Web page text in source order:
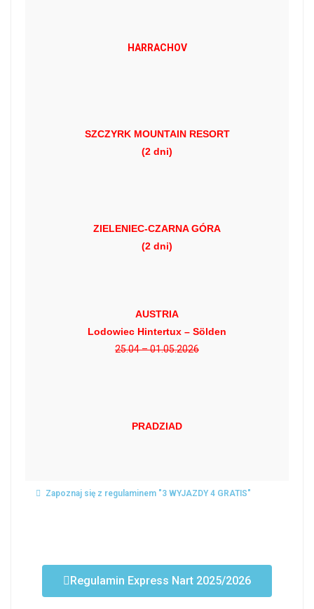
HARRACHOV
SZCZYRK MOUNTAIN RESORT
(2 dni)
ZIELENIEC-CZARNA GÓRA
(2 dni)
AUSTRIA
Lodowiec Hintertux – Sölden
25.04 – 01.05.2026
PRADZIAD
Zapoznaj się z regulaminem "3 WYJAZDY 4 GRATIS"
Regulamin Express Nart 2025/2026